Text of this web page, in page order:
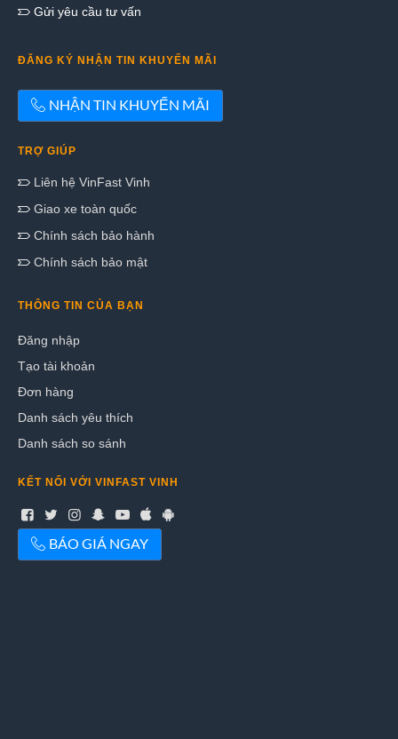
Gửi yêu cầu tư vấn
ĐĂNG KÝ NHẬN TIN KHUYẾN MÃI
NHẬN TIN KHUYẾN MÃI
TRỢ GIÚP
Liên hệ VinFast Vinh
Giao xe toàn quốc
Chính sách bảo hành
Chính sách bảo mật
THÔNG TIN CỦA BẠN
Đăng nhập
Tạo tài khoản
Đơn hàng
Danh sách yêu thích
Danh sách so sánh
KẾT NỐI VỚI VINFAST VINH
BÁO GIÁ NGAY